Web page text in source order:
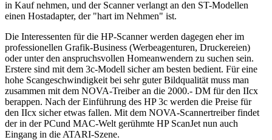
in Kauf nehmen, und der Scanner verlangt an den ST-Modellen
einen Hostadapter, der "hart im Nehmen" ist.
Die Interessenten für die HP-Scanner werden dagegen eher im
professionellen Grafik-Business (Werbeagenturen, Druckereien)
oder unter den anspruchsvollen Homeanwendern zu suchen sein.
Erstere sind mit dem 3c-Modell sicher am besten bedient. Für eine
hohe Scangeschwindigkeit bei sehr guter Bildqualität muss man
zusammen mit dem NOVA-Treiber an die 2000.- DM für den IIcx
berappen. Nach der Einführung des HP 3c werden die Preise für
den IIcx sicher etwas fallen. Mit dem NOVA-Scannertreiber findet
der in der PCund MAC-Welt gerühmte HP ScanJet nun auch
Eingang in die ATARI-Szene.